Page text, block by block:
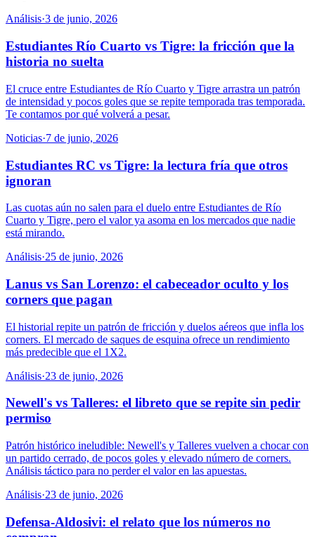
Análisis·3 de junio, 2026
Estudiantes Río Cuarto vs Tigre: la fricción que la
historia no suelta
El cruce entre Estudiantes de Río Cuarto y Tigre arrastra un patrón
de intensidad y pocos goles que se repite temporada tras temporada.
Te contamos por qué volverá a pesar.
Noticias·7 de junio, 2026
Estudiantes RC vs Tigre: la lectura fría que otros
ignoran
Las cuotas aún no salen para el duelo entre Estudiantes de Río
Cuarto y Tigre, pero el valor ya asoma en los mercados que nadie
está mirando.
Análisis·25 de junio, 2026
Lanus vs San Lorenzo: el cabeceador oculto y los
corners que pagan
El historial repite un patrón de fricción y duelos aéreos que infla los
corners. El mercado de saques de esquina ofrece un rendimiento
más predecible que el 1X2.
Análisis·23 de junio, 2026
Newell's vs Talleres: el libreto que se repite sin pedir
permiso
Patrón histórico ineludible: Newell's y Talleres vuelven a chocar con
un partido cerrado, de pocos goles y elevado número de corners.
Análisis táctico para no perder el valor en las apuestas.
Análisis·23 de junio, 2026
Defensa-Aldosivi: el relato que los números no